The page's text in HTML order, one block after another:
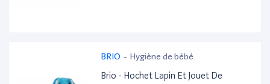
BRIO - Hygiène de bébé
Brio - Hochet Lapin Et Jouet De